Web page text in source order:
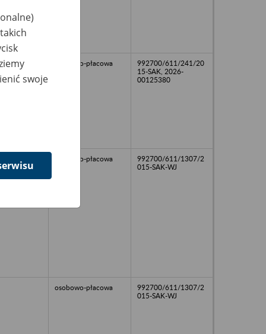
osobowo-płacowa
992700/611/241/20
15-SAK, 2026-
00125380
osobowo-płacowa
992700/611/1307/2
015-SAK-WJ
osobowo-płacowa
992700/611/1307/2
015-SAK-WJ
swoje